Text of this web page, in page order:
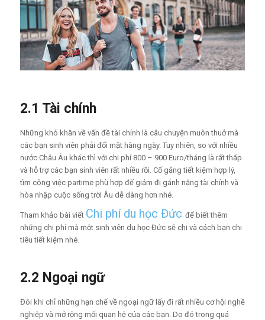
2.1 Tài chính
Những khó khăn về vấn đề tài chính là câu chuyện muôn thuở mà
các bạn sinh viên phải đối mặt hàng ngày. Tuy nhiên, so với nhiều
nước Châu Âu khác thì với chi phí 800 – 900 Euro/tháng là rất thấp
và hỗ trợ các bạn sinh viên rất nhiều rồi. Cố gắng tiết kiệm hợp lý,
tìm công việc partime phù hợp để giảm đi gánh nặng tài chính và
hòa nhập cuộc sống trời Âu dễ dàng hơn nhé.
Tham khảo bài viết Chi phí du học Đức để biết thêm
những chi phí mà một sinh viên du học Đức sẽ chi và cách bạn chi
tiêu tiết kiệm nhé.
2.2 Ngoại ngữ
Đôi khi chỉ những hạn chế về ngoại ngữ lấy đi rất nhiều cơ hội nghề
nghiệp và mở rộng mối quan hệ của các bạn. Do đó trong quá